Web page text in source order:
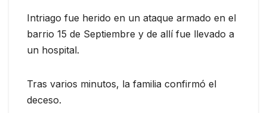
Intriago fue herido en un ataque armado en el
barrio 15 de Septiembre y de allí fue llevado a
un hospital.
Tras varios minutos, la familia confirmó el
deceso.